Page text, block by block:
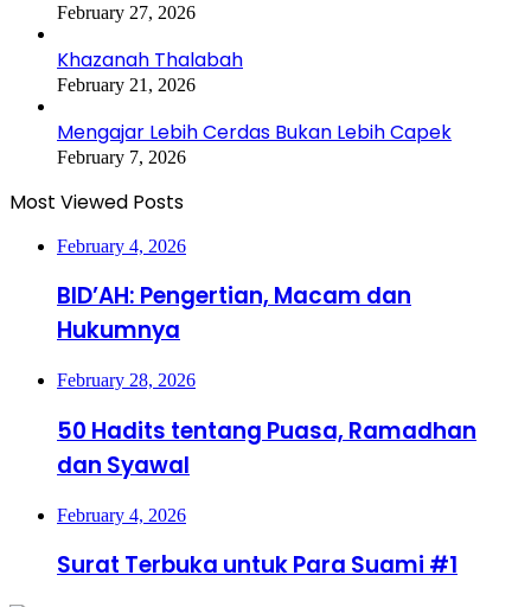
February 27, 2026
Khazanah Thalabah
February 21, 2026
Mengajar Lebih Cerdas Bukan Lebih Capek
February 7, 2026
Most Viewed Posts
February 4, 2026
BID’AH: Pengertian, Macam dan
Hukumnya
February 28, 2026
50 Hadits tentang Puasa, Ramadhan
dan Syawal
February 4, 2026
Surat Terbuka untuk Para Suami #1